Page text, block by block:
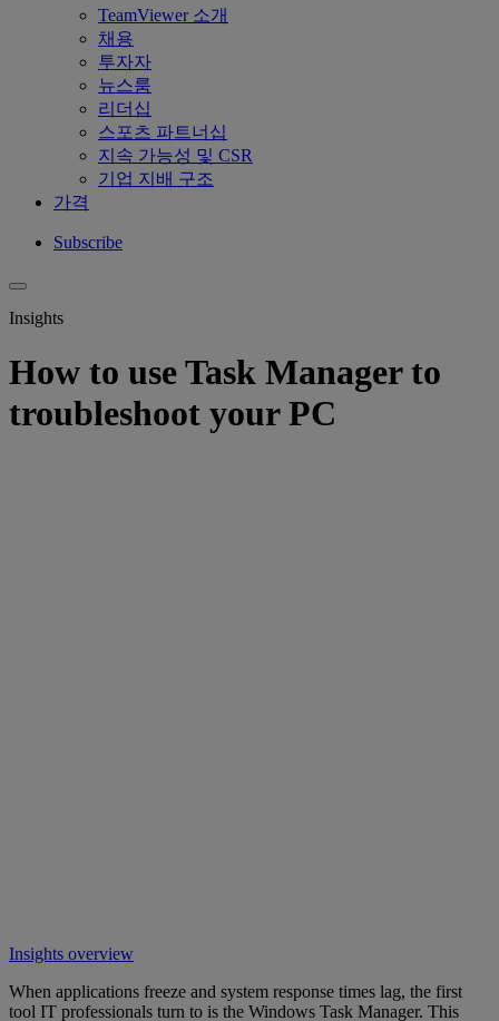
TeamViewer 소개
채용
투자자
뉴스룸
리더십
스포츠 파트너십
지속 가능성 및 CSR
기업 지배 구조
가격
Subscribe
Insights
How to use Task Manager to
troubleshoot your PC
Insights overview
When applications freeze and system response times lag, the first
tool IT professionals turn to is the Windows Task Manager. This